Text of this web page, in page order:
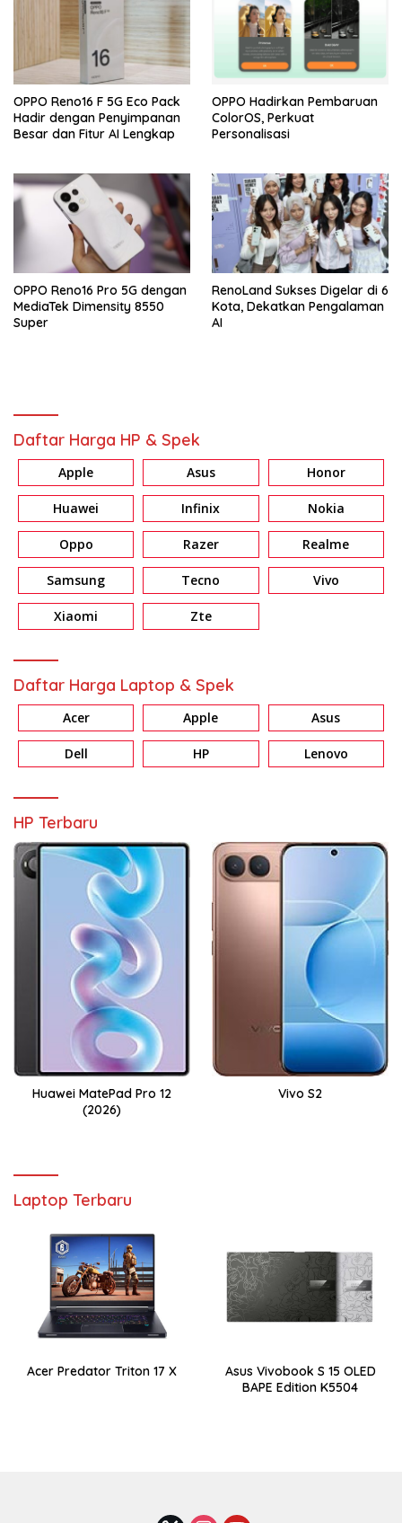
OPPO Reno16 F 5G Eco Pack
Hadir dengan Penyimpanan
Besar dan Fitur AI Lengkap
OPPO Hadirkan Pembaruan
ColorOS, Perkuat
Personalisasi
OPPO Reno16 Pro 5G dengan
MediaTek Dimensity 8550
Super
RenoLand Sukses Digelar di 6
Kota, Dekatkan Pengalaman
AI
Daftar Harga HP & Spek
Apple Asus Honor
Huawei Infinix Nokia
Oppo Razer Realme
Samsung Tecno Vivo
Xiaomi Zte
Daftar Harga Laptop & Spek
Acer Apple Asus
Dell HP Lenovo
HP Terbaru
Huawei MatePad Pro 12
(2026)
Vivo S2
Laptop Terbaru
Acer Predator Triton 17 X
Asus Vivobook S 15 OLED
BAPE Edition K5504